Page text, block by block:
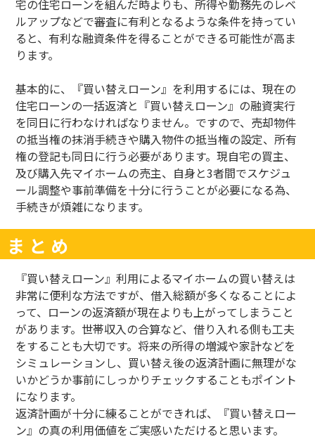
宅の住宅ローンを組んだ時よりも、所得や勤務先のレベ
ルアップなどで審査に有利となるような条件を持ってい
ると、有利な融資条件を得ることができる可能性が高ま
ります。
基本的に、『買い替えローン』を利用するには、現在の
住宅ローンの一括返済と『買い替えローン』の融資実行
を同日に行わなければなりません。ですので、売却物件
の抵当権の抹消手続きや購入物件の抵当権の設定、所有
権の登記も同日に行う必要があります。現自宅の買主、
及び購入先マイホームの売主、自身と3者間でスケジュ
ール調整や事前準備を十分に行うことが必要になる為、
手続きが煩雑になります。
ま と め
『買い替えローン』利用によるマイホームの買い替えは
非常に便利な方法ですが、借入総額が多くなることによ
って、ローンの返済額が現在よりも上がってしまうこと
があります。世帯収入の合算など、借り入れる側も工夫
をすることも大切です。将来の所得の増減や家計などを
シミュレーションし、買い替え後の返済計画に無理がな
いかどうか事前にしっかりチェックすることもポイント
になります。
返済計画が十分に練ることができれば、『買い替えロー
ン』の真の利用価値をご実感いただけると思います。